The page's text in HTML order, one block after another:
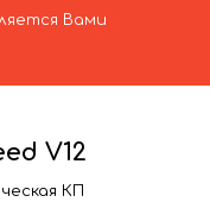
Вами
V12
КП